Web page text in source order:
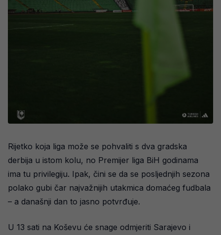
Rijetko koja liga može se pohvaliti s dva gradska
derbija u istom kolu, no Premijer liga BiH godinama
ima tu privilegiju. Ipak, čini se da se posljednjih sezona
polako gubi čar najvažnijih utakmica domaćeg fudbala
– a današnji dan to jasno potvrđuje.
U 13 sati na Koševu će snage odmjeriti Sarajevo i